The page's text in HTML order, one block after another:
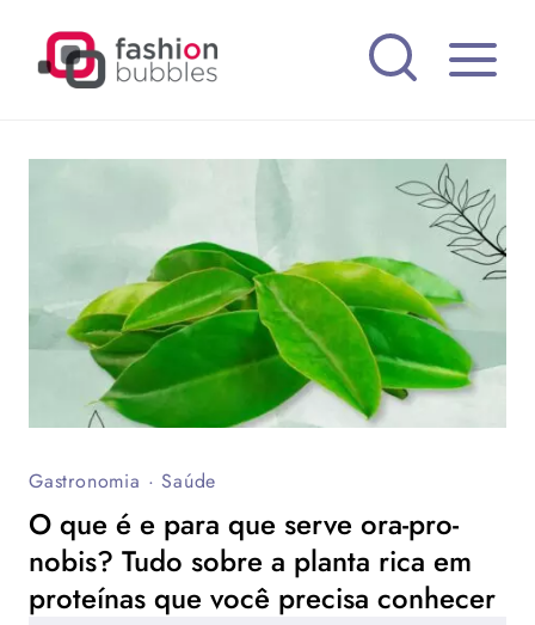
Gastronomia ·Saúde
O que é e para que serve ora-pro-
nobis? Tudo sobre a planta rica em
proteínas que você precisa conhecer